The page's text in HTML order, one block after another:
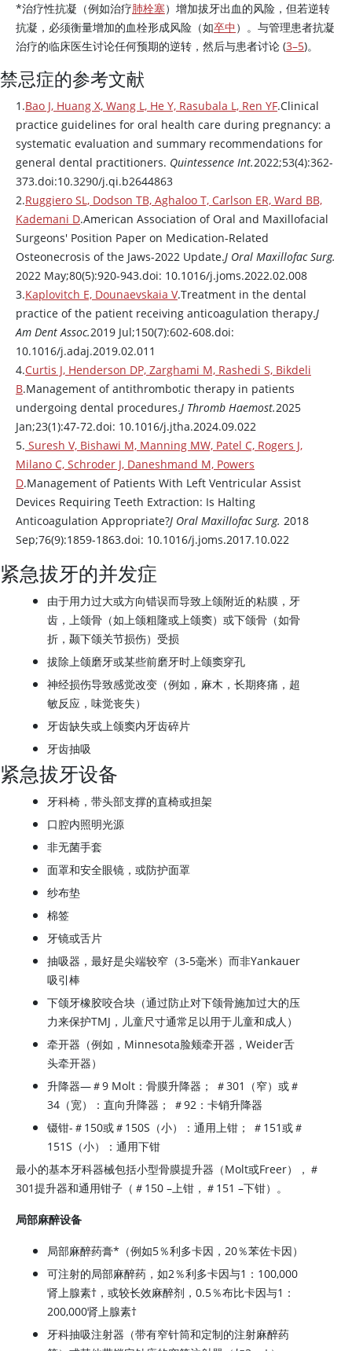
*治疗性抗凝（例如治疗肺栓塞）增加拔牙出血的风险，但若逆转
抗凝，必须衡量增加的血栓形成风险（如卒中 ）。与管理患者抗凝
治疗的临床医生讨论任何预期的逆转，然后与患者讨论 (3–5)。
禁忌症的参考文献
1.Bao J, Huang X, Wang L, He Y, Rasubala L, Ren YF.Clinical
practice guidelines for oral health care during pregnancy: a
systematic evaluation and summary recommendations for
general dental practitioners. Quintessence Int.2022;53(4):362-
373.doi:10.3290/j.qi.b2644863
2.Ruggiero SL, Dodson TB, Aghaloo T, Carlson ER, Ward BB,
Kademani D.American Association of Oral and Maxillofacial
Surgeons' Position Paper on Medication-Related
Osteonecrosis of the Jaws-2022 Update.J Oral Maxillofac Surg.
2022 May;80(5):920-943.doi: 10.1016/j.joms.2022.02.008
3.Kaplovitch E, Dounaevskaia V.Treatment in the dental
practice of the patient receiving anticoagulation therapy.J
Am Dent Assoc.2019 Jul;150(7):602-608.doi:
10.1016/j.adaj.2019.02.011
4.Curtis J, Henderson DP, Zarghami M, Rashedi S, Bikdeli
B.Management of antithrombotic therapy in patients
undergoing dental procedures.J Thromb Haemost.2025
Jan;23(1):47-72.doi: 10.1016/j.jtha.2024.09.022
5. Suresh V, Bishawi M, Manning MW, Patel C, Rogers J,
Milano C, Schroder J, Daneshmand M, Powers
D.Management of Patients With Left Ventricular Assist
Devices Requiring Teeth Extraction: Is Halting
Anticoagulation Appropriate?J Oral Maxillofac Surg. 2018
Sep;76(9):1859-1863.doi: 10.1016/j.joms.2017.10.022
紧急拔牙的并发症
由于用力过大或方向错误而导致上颌附近的粘膜，牙
齿，上颌骨（如上颌粗隆或上颌窦）或下颌骨（如骨
折，颞下颌关节损伤）受损
拔除上颌磨牙或某些前磨牙时上颌窦穿孔
神经损伤导致感觉改变（例如，麻木，长期疼痛，超
敏反应，味觉丧失）
牙齿缺失或上颌窦内牙齿碎片
牙齿抽吸
紧急拔牙设备
牙科椅，带头部支撑的直椅或担架
口腔内照明光源
非无菌手套
面罩和安全眼镜，或防护面罩
纱布垫
棉签
牙镜或舌片
抽吸器，最好是尖端较窄（3-5毫米）而非Yankauer
吸引棒
下颌牙橡胶咬合块（通过防止对下颌骨施加过大的压
力来保护TMJ，儿童尺寸通常足以用于儿童和成人）
牵开器（例如，Minnesota脸颊牵开器，Weider舌
头牵开器）
升降器—＃9 Molt：骨膜升降器； ＃301（窄）或＃
34（宽）：直向升降器； ＃92：卡销升降器
镊钳-＃150或＃150S（小）：通用上钳； ＃151或＃
151S（小）：通用下钳
最小的基本牙科器械包括小型骨膜提升器（Molt或Freer），＃
301提升器和通用钳子（＃150 –上钳，＃151 –下钳）。
局部麻醉设备
局部麻醉药膏*（例如5％利多卡因，20％苯佐卡因）
可注射的局部麻醉药，如2％利多卡因与1：100,000
肾上腺素†，或较长效麻醉剂，0.5％布比卡因与1：
200,000肾上腺素†
牙科抽吸注射器（带有窄针筒和定制的注射麻醉药